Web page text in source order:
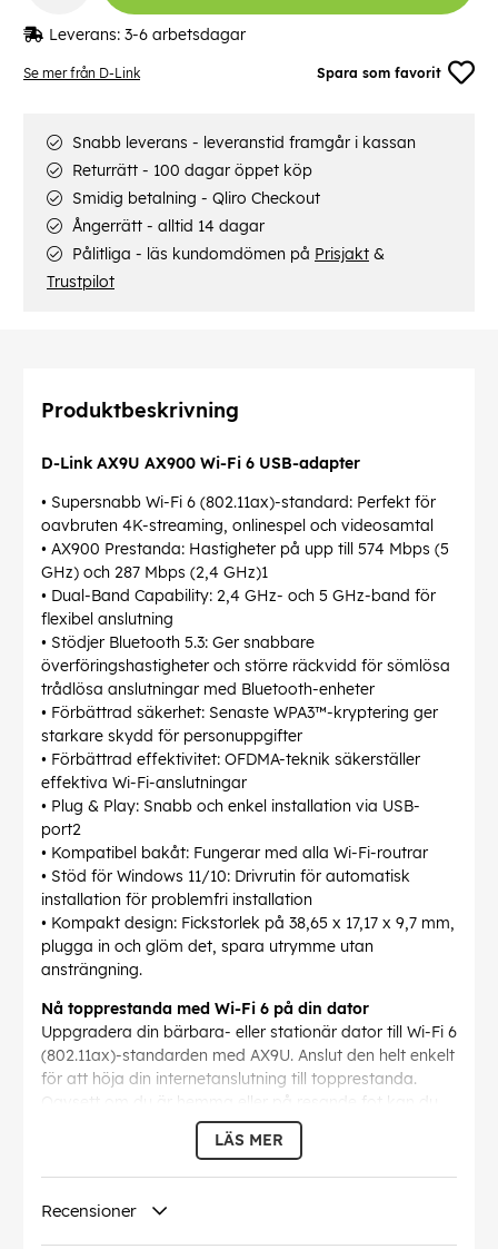
Se mer från D-Link Spara som favorit
Leverans: 3-6 arbetsdagar
Snabb leverans - leveranstid framgår i kassan
Returrätt - 100 dagar öppet köp
Smidig betalning - Qliro Checkout
Ångerrätt - alltid 14 dagar
Pålitliga - läs kundomdömen på Prisjakt &
Trustpilot
Produktbeskrivning
D-Link AX9U AX900 Wi-Fi 6 USB-adapter
• Supersnabb Wi-Fi 6 (802.11ax)-standard: Perfekt för
oavbruten 4K-streaming, onlinespel och videosamtal
• AX900 Prestanda: Hastigheter på upp till 574 Mbps (5
GHz) och 287 Mbps (2,4 GHz)1
• Dual-Band Capability: 2,4 GHz- och 5 GHz-band för
flexibel anslutning
• Stödjer Bluetooth 5.3: Ger snabbare
överföringshastigheter och större räckvidd för sömlösa
trådlösa anslutningar med Bluetooth-enheter
• Förbättrad säkerhet: Senaste WPA3™-kryptering ger
starkare skydd för personuppgifter
• Förbättrad effektivitet: OFDMA-teknik säkerställer
effektiva Wi-Fi-anslutningar
• Plug & Play: Snabb och enkel installation via USB-
port2
• Kompatibel bakåt: Fungerar med alla Wi-Fi-routrar
• Stöd för Windows 11/10: Drivrutin för automatisk
installation för problemfri installation
• Kompakt design: Fickstorlek på 38,65 x 17,17 x 9,7 mm,
plugga in och glöm det, spara utrymme utan
ansträngning.
Nå topprestanda med Wi-Fi 6 på din dator
Uppgradera din bärbara- eller stationär dator till Wi-Fi 6
(802.11ax)-standarden med AX9U. Anslut den helt enkelt
för att höja din internetanslutning till topprestanda.
Oavsett om du är hemma eller på resande fot kan du
njuta av snabbare hastigheter, oöverträffad effektivitet
och tillförlitlighet som aldrig förr.
Njut av hastigheter på upp till 574 Mbps (5 GHz) och
LÄS MER
Recensioner